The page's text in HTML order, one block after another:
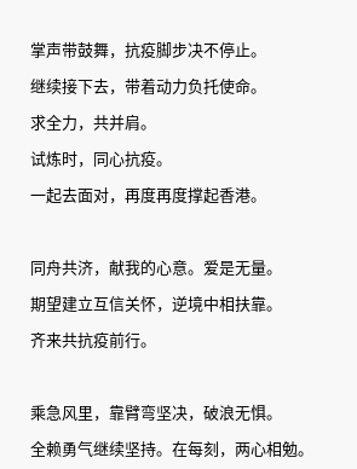
掌声带鼓舞，抗疫脚步决不停止。
继续接下去，带着动力负托使命。
求全力，共并肩。
试炼时，同心抗疫。
一起去面对，再度再度撑起香港。
同舟共济，献我的心意。爱是无量。
期望建立互信关怀，逆境中相扶靠。
齐来共抗疫前行。
乘急风里，靠臂弯坚决，破浪无惧。
全赖勇气继续坚持。在每刻，两心相勉。